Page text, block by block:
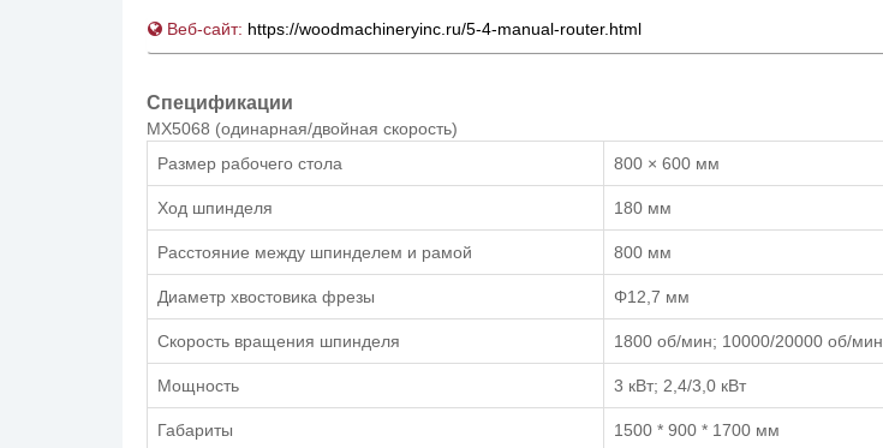
Веб-сайт: https://woodmachineryinc.ru/5-4-manual-router.html
Спецификации
MX5068 (одинарная/двойная скорость)
Размер рабочего стола
800 × 600 мм
Ход шпинделя 180 мм
Расстояние между шпинделем и рамой 800 мм
Диаметр хвостовика фрезы Φ12,7 мм
Скорость вращения шпинделя 1800 об/мин; 10000/20000 об/мин
Мощность 3 кВт; 2,4/3,0 кВт
Габариты 1500 * 900 * 1700 мм